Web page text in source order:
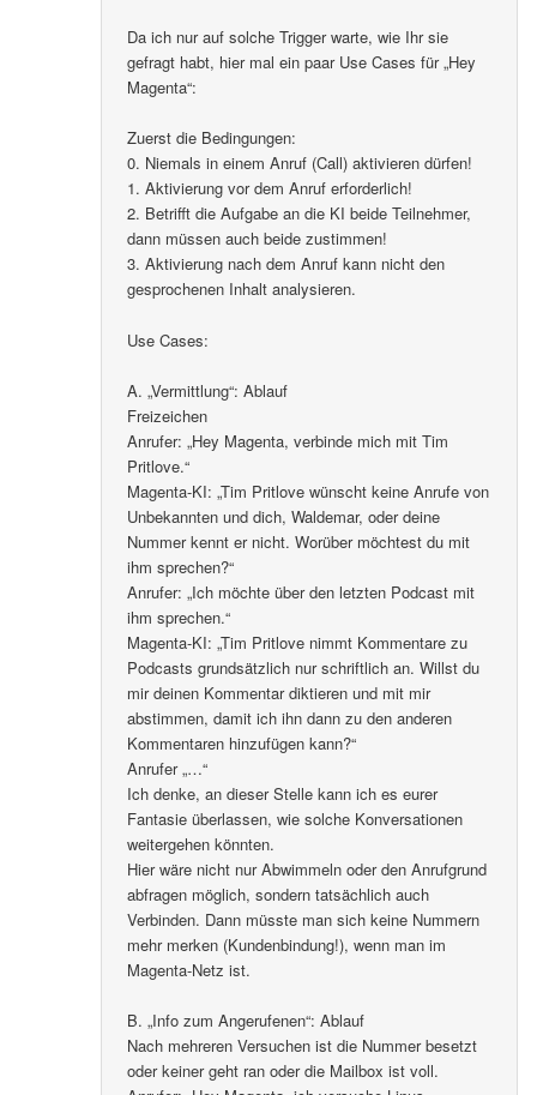
Da ich nur auf solche Trigger warte, wie Ihr sie
gefragt habt, hier mal ein paar Use Cases für „Hey
Magenta“:
Zuerst die Bedingungen:
0. Niemals in einem Anruf (Call) aktivieren dürfen!
1. Aktivierung vor dem Anruf erforderlich!
2. Betrifft die Aufgabe an die KI beide Teilnehmer,
dann müssen auch beide zustimmen!
3. Aktivierung nach dem Anruf kann nicht den
gesprochenen Inhalt analysieren.
Use Cases:
A. „Vermittlung“: Ablauf
Freizeichen
Anrufer: „Hey Magenta, verbinde mich mit Tim
Pritlove.“
Magenta-KI: „Tim Pritlove wünscht keine Anrufe von
Unbekannten und dich, Waldemar, oder deine
Nummer kennt er nicht. Worüber möchtest du mit
ihm sprechen?“
Anrufer: „Ich möchte über den letzten Podcast mit
ihm sprechen.“
Magenta-KI: „Tim Pritlove nimmt Kommentare zu
Podcasts grundsätzlich nur schriftlich an. Willst du
mir deinen Kommentar diktieren und mit mir
abstimmen, damit ich ihn dann zu den anderen
Kommentaren hinzufügen kann?“
Anrufer „…“
Ich denke, an dieser Stelle kann ich es eurer
Fantasie überlassen, wie solche Konversationen
weitergehen könnten.
Hier wäre nicht nur Abwimmeln oder den Anrufgrund
abfragen möglich, sondern tatsächlich auch
Verbinden. Dann müsste man sich keine Nummern
mehr merken (Kundenbindung!), wenn man im
Magenta-Netz ist.
B. „Info zum Angerufenen“: Ablauf
Nach mehreren Versuchen ist die Nummer besetzt
oder keiner geht ran oder die Mailbox ist voll.